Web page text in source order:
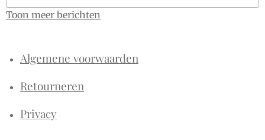
Toon meer berichten
Algemene voorwaarden
Retourneren
Privacy